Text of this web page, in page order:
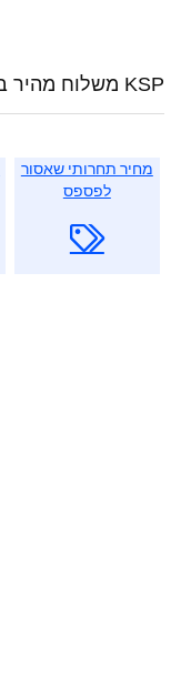
KSP משלוח מהיר בישראל
מחיר תחרותי שאסור
לפספס